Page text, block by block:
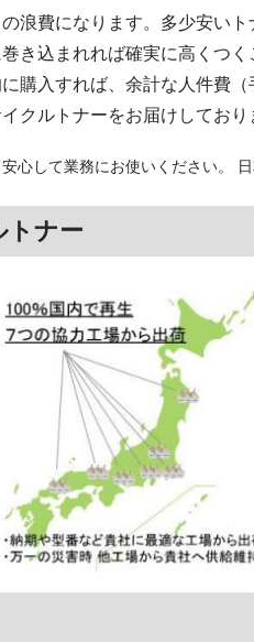
浪費になります。多少安い
き込まれれば確実に高くつ
購入すれば、余計な人件費
クルトナーをお届けしており
心して業務にお使いください。
トナー